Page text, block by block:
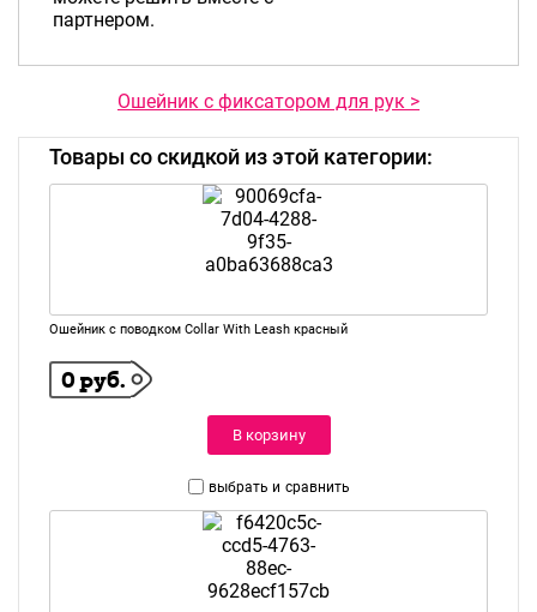
партнером.
Ошейник с фиксатором для рук >
Товары со скидкой из этой категории:
Ошейник с поводком Collar With Leash красный
0 руб.
В корзину
выбрать и сравнить